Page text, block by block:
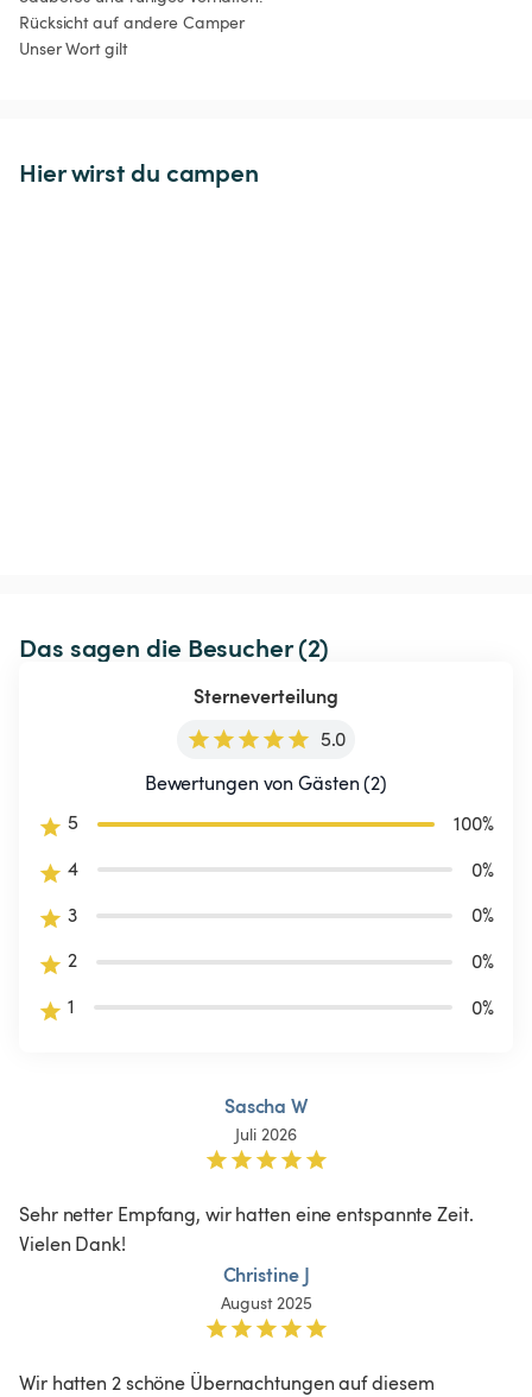
Rücksicht auf andere Camper
Unser Wort gilt
Hier wirst du campen
Das sagen die Besucher (2)
Sterneverteilung
5.0
Bewertungen von Gästen (2)
5
100%
4
0%
3
0%
2
0%
1
0%
Sascha W
Juli 2026
Sehr netter Empfang, wir hatten eine entspannte Zeit.
Vielen Dank!
Christine J
August 2025
Wir hatten 2 schöne Übernachtungen auf diesem